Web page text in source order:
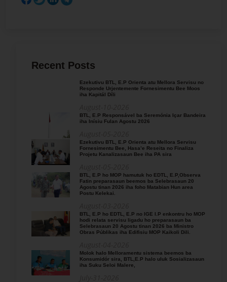
Recent Posts
Ezekutivu BTL, E.P Orienta atu Mellora Servisu no
Responde Urjentemente Fornesimentu Bee Moos
iha Kapitál Díli
BTL, E.P Responsável ba Seremónia Içar Bandeira
iha Inísiu Fulan Agostu 2026
Ezekutivu BTL, E.P Orienta atu Mellora Servisu
Fornesimentu Bee, Hasa’e Reseita no Finaliza
Projetu Kanalizasaun Bee iha PA sira
BTL, E.P ho MOP hamutuk ho EDTL, E.P,Observa
Fatin preparasaun beemos ba Selebrasaun 20
Agostu tinan 2026 iha foho Matabian Hun area
Postu Kelekai.
BTL, E.P ho EDTL, E.P no IGE I.P enkontru ho MOP
hodi relata servisu ligadu ho preparasaun ba
Selebrasaun 20 Agostu tinan 2026 ba Ministro
Obras Públikas iha Edifisiu MOP Kaikoli Dili.
Molok halo Melloramentu sistema beemos ba
Konsumidór sira, BTL,E.P halo uluk Sosializasaun
iha Suku Seloi Malere,